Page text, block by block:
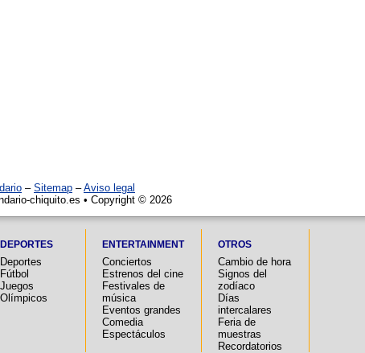
– Sitemap –Aviso legal
chiquito.es • Copyright © 2026
DEPORTES
Deportes
Fútbol
Juegos
Olímpicos
ENTERTAINMENT
Conciertos
Estrenos del cine
Festivales de
música
Eventos grandes
Comedia
Espectáculos
OTROS
Cambio de hora
Signos del
zodíaco
Días
intercalares
Feria de
muestras
Recordatorios